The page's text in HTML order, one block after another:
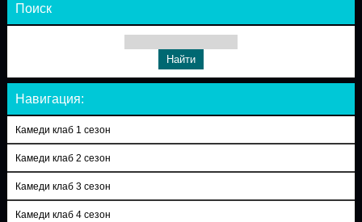
Поиск
Навигация:
Камеди клаб 1 сезон
Камеди клаб 2 сезон
Камеди клаб 3 сезон
Камеди клаб 4 сезон